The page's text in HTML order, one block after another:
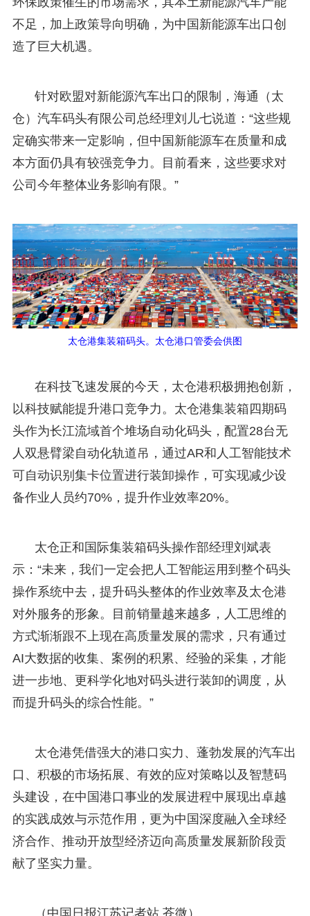
不足，加上政策导向明确，为中国新能源车出口创
造了巨大机遇。
针对欧盟对新能源汽车出口的限制，海通（太
仓）汽车码头有限公司总经理刘儿七说道：“这些规
定确实带来一定影响，但中国新能源车在质量和成
本方面仍具有较强竞争力。目前看来，这些要求对
公司今年整体业务影响有限。”
太仓港集装箱码头。太仓港口管委会供图
在科技飞速发展的今天，太仓港积极拥抱创新，
以科技赋能提升港口竞争力。太仓港集装箱四期码
头作为长江流域首个堆场自动化码头，配置28台无
人双悬臂梁自动化轨道吊，通过AR和人工智能技术
可自动识别集卡位置进行装卸操作，可实现减少设
备作业人员约70%，提升作业效率20%。
太仓正和国际集装箱码头操作部经理刘斌表
示：“未来，我们一定会把人工智能运用到整个码头
操作系统中去，提升码头整体的作业效率及太仓港
对外服务的形象。目前销量越来越多，人工思维的
方式渐渐跟不上现在高质量发展的需求，只有通过
AI大数据的收集、案例的积累、经验的采集，才能
进一步地、更科学化地对码头进行装卸的调度，从
而提升码头的综合性能。”
太仓港凭借强大的港口实力、蓬勃发展的汽车出
口、积极的市场拓展、有效的应对策略以及智慧码
头建设，在中国港口事业的发展进程中展现出卓越
的实践成效与示范作用，更为中国深度融入全球经
济合作、推动开放型经济迈向高质量发展新阶段贡
献了坚实力量。
（中国日报江苏记者站 苍微）